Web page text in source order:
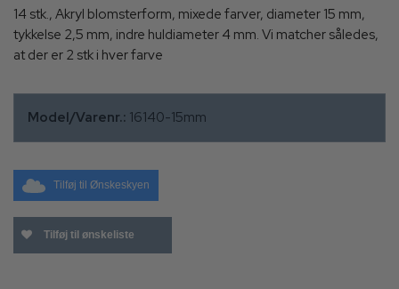
14 stk., Akryl blomsterform, mixede farver, diameter 15 mm,
tykkelse 2,5 mm, indre huldiameter 4 mm. Vi matcher således,
at der er 2 stk i hver farve
Model/Varenr.: 16140-15mm
Tilføj til Ønskeskyen
Tilføj til ønskeliste